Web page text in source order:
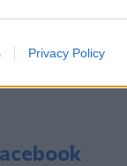
Privacy Policy